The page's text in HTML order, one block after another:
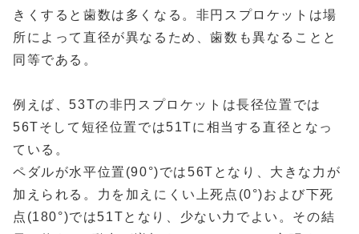
きくすると歯数は多くなる。非円スプロケットは場
所によって直径が異なるため、歯数も異なることと
同等である。
例えば、53Tの非円スプロケットは長径位置では
56Tそして短径位置では51Tに相当する直径となっ
ている。
ペダルが水平位置(90°)では56Tとなり、大きな力が
加えられる。力を加えにくい上死点(0°)および下死
点(180°)では51Tとなり、少ない力でよい。その結